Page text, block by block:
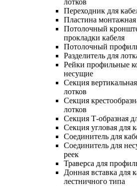
Переходник для
Пластина монтажная
Потолочный
прокладки кабеля
Потолочный
Разделитель для
Рейки профильные
несущие
Секция
лотков
Секция
лотков
Секция Т-образная
Секция угловая для
Соединитель для
Соединитель для
реек
Траверса для
Донная вставка для
лестничного типа